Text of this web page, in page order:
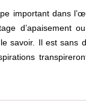
important dans
d’apaisement
savoir. Il est sans